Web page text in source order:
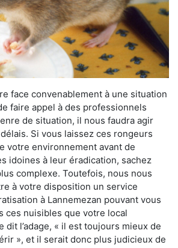
face convenablement à une situation
faire appel à des professionnels
de situation, il nous faudra agir
Si vous laissez ces rongeurs
votre environnement avant de
idoines à leur éradication, sachez
complexe. Toutefois, nous nous
à votre disposition un service
à Lannemezan pouvant vous
ces nuisibles que votre local
dit l’adage, « il est toujours mieux de
», et il serait donc plus judicieux de